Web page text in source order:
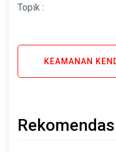
Topik :
KEAMANAN